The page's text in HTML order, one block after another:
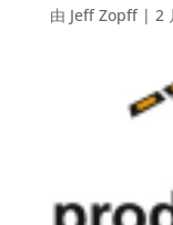
由 Jeff Zopff| 2